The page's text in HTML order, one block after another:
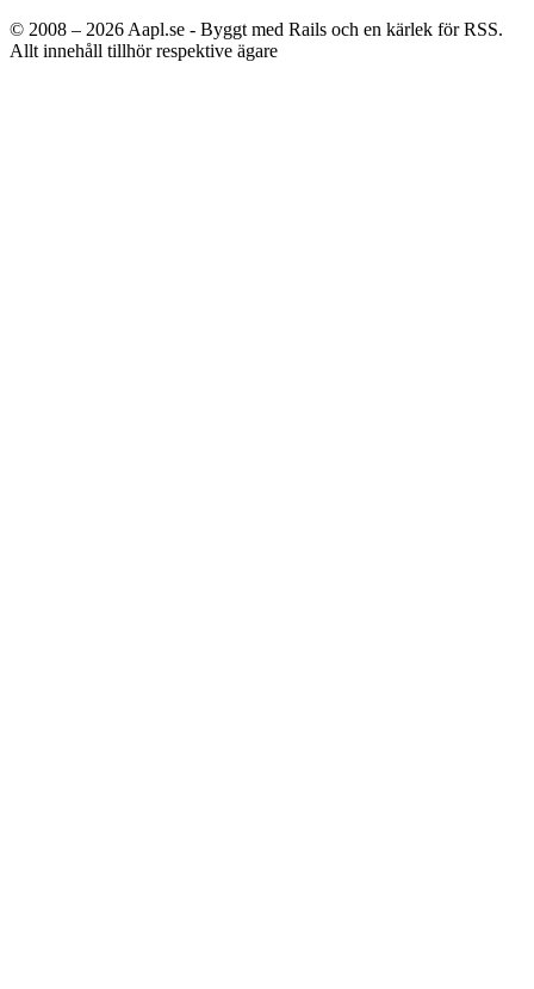
© 2008 – 2026 Aapl.se - Byggt med Rails och en kärlek för RSS.
Allt innehåll tillhör respektive ägare